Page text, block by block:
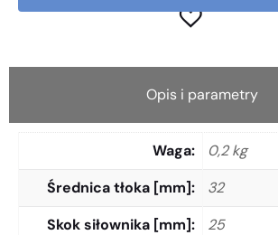
Opis i parametry
Waga
0,2 kg
Średnica tłoka [mm]
32
Skok siłownika [mm]
25